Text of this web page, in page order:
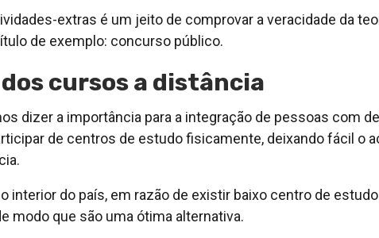
extras é um jeito de comprovar a veracidade da
de exemplo: concurso público.
cursos a distância
dizer a importância para a integração de pessoas com
de centros de estudo fisicamente, deixando fácil o
interior do país, em razão de existir baixo centro de
modo que são uma ótima alternativa.